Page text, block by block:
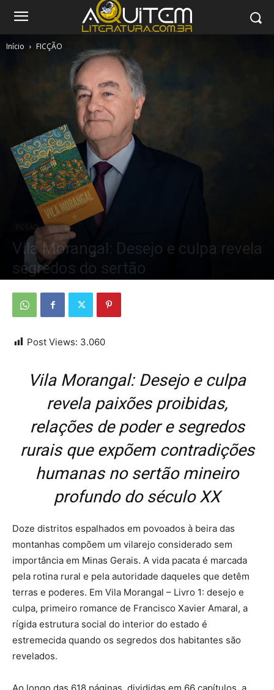
Início FICÇÃO
FICÇÃO
Vila Morangal: Desejo e culpa revela
segredos do sertão
Post Views: 3.060
Vila Morangal: Desejo e culpa
revela paixões proibidas,
relações de poder e segredos
rurais que expõem contradições
humanas no sertão mineiro
profundo do século XX
Doze distritos espalhados em povoados à beira das
montanhas compõem um vilarejo considerado sem
importância em Minas Gerais. A vida pacata é marcada
pela rotina rural e pela autoridade daqueles que detêm
terras e poderes. Em Vila Morangal – Livro 1: desejo e
culpa, primeiro romance de Francisco Xavier Amaral, a
rígida estrutura social do interior do estado é
estremecida quando os segredos dos habitantes são
revelados.